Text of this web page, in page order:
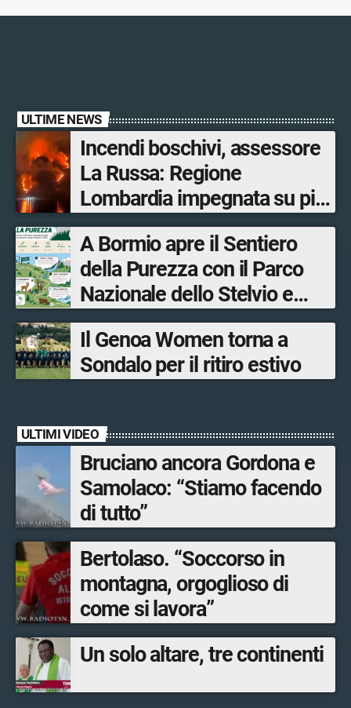
ULTIME NEWS
Incendi boschivi, assessore
La Russa: Regione
Lombardia impegnata su più
fronti, 48 volontari coinvolti
tra le province di Lecco,
Sondrio, Milano e Como
A Bormio apre il Sentiero
della Purezza con il Parco
Nazionale dello Stelvio e
Bormio Tourism
Il Genoa Women torna a
Sondalo per il ritiro estivo
ULTIMI VIDEO
Bruciano ancora Gordona e
Samolaco: “Stiamo facendo
di tutto”
Bertolaso. “Soccorso in
montagna, orgoglioso di
come si lavora”
Un solo altare, tre continenti